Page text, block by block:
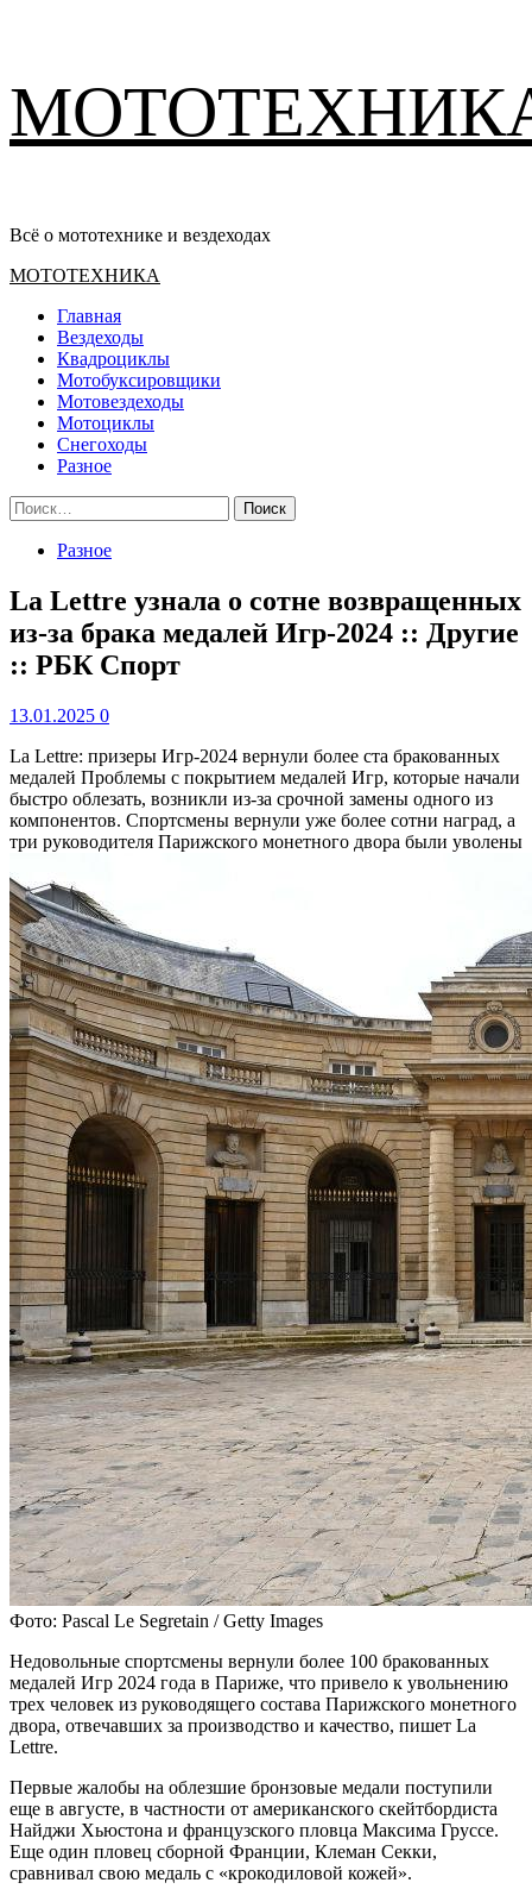
содержимому
Всё о мототехнике и вездеходах
Основное
МОТОТЕХНИКА
Главная
Вездеходы
Квадроциклы
Мотобуксировщики
Мотовездеходы
Мотоциклы
Снегоходы
Разное
Найти:
Разное
La Lettre узнала о сотне возвращенных
из-за брака медалей Игр-2024 :: Другие
:: РБК Спорт
13.01.2025 0
La Lettre: призеры Игр-2024 вернули более ста бракованных
медалей Проблемы с покрытием медалей Игр, которые начали
быстро облезать, возникли из-за срочной замены одного из
компонентов. Спортсмены вернули уже более сотни наград, а
три руководителя Парижского монетного двора были уволены
Фото: Pascal Le Segretain / Getty Images
Недовольные спортсмены вернули более 100 бракованных
медалей Игр 2024 года в Париже, что привело к увольнению
трех человек из руководящего состава Парижского монетного
двора, отвечавших за производство и качество, пишет La
Lettre.
Первые жалобы на облезшие бронзовые медали поступили
еще в августе, в частности от американского скейтбордиста
Найджи Хьюстона и французского пловца Максима Груссе.
Еще один пловец сборной Франции, Клеман Секки,
сравнивал свою медаль с «крокодиловой кожей».